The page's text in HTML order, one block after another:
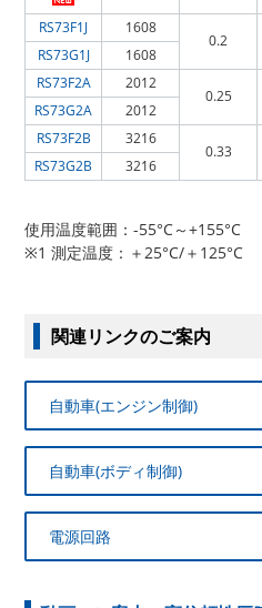
RS73F1J
1608
0.2
RS73G1J 1608
RS73F2A
2012
0.25
RS73G2A 2012
RS73F2B
3216
0.33
RS73G2B 3216
使用温度範囲：-55°C～+155°C
※1 測定温度：＋25°C/＋125°C
関連リンクのご案内
自動車(エンジン制御)
自動車(ボディ制御)
電源回路